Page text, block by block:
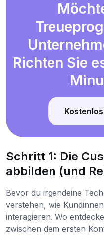
Richten Sie
Schritt 1: Die
abbilden (und
Bevor du irgendeine
verstehen, wie
interagieren. Wo
zwischen dem ersten